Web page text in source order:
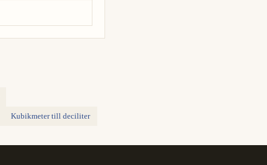
Kubikmeter till deciliter